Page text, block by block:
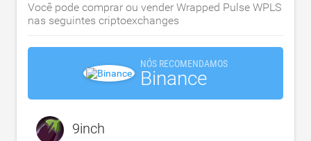
Você pode comprar ou vender Wrapped Pulse WPLS
nas seguintes criptoexchanges
NÓS RECOMENDAMOS
Binance
9inch